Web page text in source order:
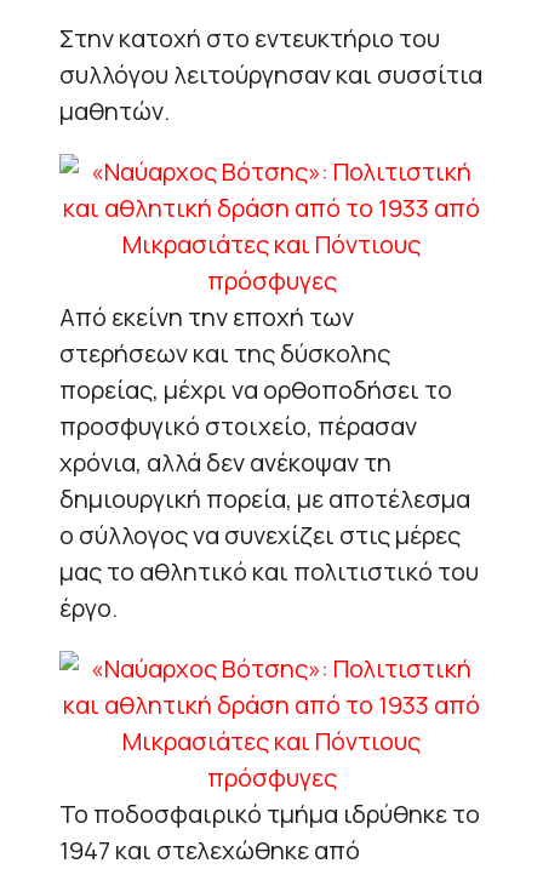
Στην κατοχή στο εντευκτήριο του
συλλόγου λειτούργησαν και συσσίτια
μαθητών.
Από εκείνη την εποχή των
στερήσεων και της δύσκολης
πορείας, μέχρι να ορθοποδήσει το
προσφυγικό στοιχείο, πέρασαν
χρόνια, αλλά δεν ανέκοψαν τη
δημιουργική πορεία, με αποτέλεσμα
ο σύλλογος να συνεχίζει στις μέρες
μας το αθλητικό και πολιτιστικό του
έργο.
To ποδοσφαιρικό τμήμα ιδρύθηκε το
1947 και στελεχώθηκε από